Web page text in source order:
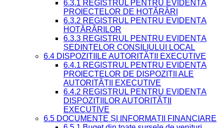
6.3.1 REGISTRUL PENTRU EVIDENȚA
PROIECTELOR DE HOTĂRÂRI
6.3.2 REGISTRUL PENTRU EVIDENȚA
HOTĂRÂRILOR
6.3.3 REGISTRUL PENTRU EVIDENȚA
ȘEDINȚELOR CONSILIULUI LOCAL
6.4 DISPOZIȚIILE AUTORITĂȚII EXECUTIVE
6.4.1 REGISTRUL PENTRU EVIDENȚA
PROIECTELOR DE DISPOZIȚII ALE
AUTORITĂȚII EXECUTIVE
6.4.2 REGISTRUL PENTRU EVIDENȚA
DISPOZIȚIILOR AUTORITĂȚII
EXECUTIVE
6.5 DOCUMENTE ȘI INFORMAȚII FINANCIARE